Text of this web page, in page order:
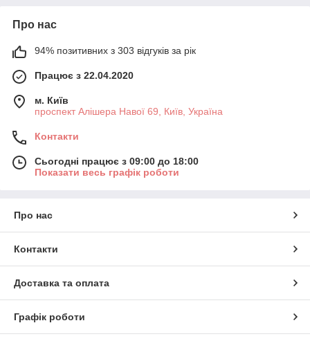
Про нас
94% позитивних з 303 відгуків за рік
Працює з 22.04.2020
м. Київ
проспект Алішера Навої 69, Київ, Україна
Контакти
Сьогодні працює з 09:00 до 18:00
Показати весь графік роботи
Про нас
Контакти
Доставка та оплата
Графік роботи